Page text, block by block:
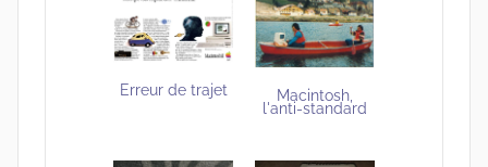
Erreur de trajet Macintosh,
l'anti-standard